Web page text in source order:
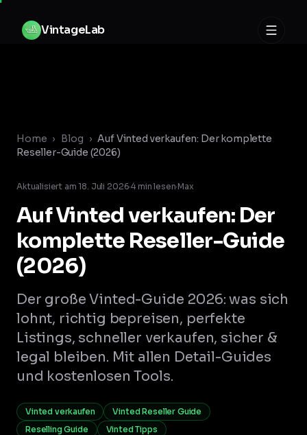
Zum Inhalt springen
VintageLab
Home › Blog › Auf Vinted verkaufen: Der komplette
Reseller-Guide (2026)
Aktualisiert am 18. Juli 2026·4 min lesen·Max
Auf Vinted verkaufen: Der
komplette Reseller-Guide
(2026)
Der große Vinted-Guide 2026: was sich
lohnt, richtig bepreisen, perfekte
Listings, schneller verkaufen, sicher &
legal bleiben. Mit allen Detail-Guides
und kostenlosen Tools.
Vinted verkaufen
Vinted Reseller Guide
Reselling Guide
Vinted Tipps